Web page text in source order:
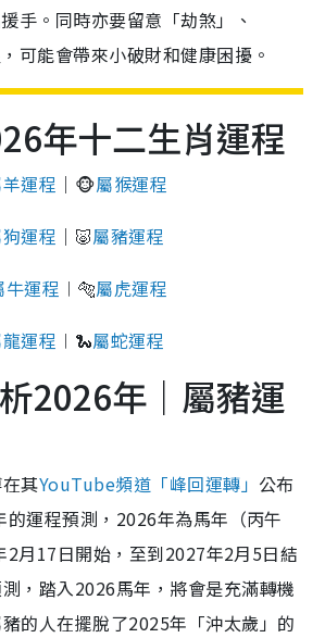
手。同時亦要留意「劫煞」、
可能會帶來小破財和健康困擾。
年十二生肖運程
運程 ｜🐵屬猴運程
運程 ｜🐷屬豬運程
牛運程 ︱🐅屬虎運程
運程 ︱🐍屬蛇運程
2026年｜屬豬運
其YouTube頻道「峰回運轉」 公布
的運程預測，2026年為馬年（丙午
2月17日開始，至到2027年2月5日結
，踏入2026馬年，將會是充滿轉機
的人在擺脫了2025年「沖太歲」的